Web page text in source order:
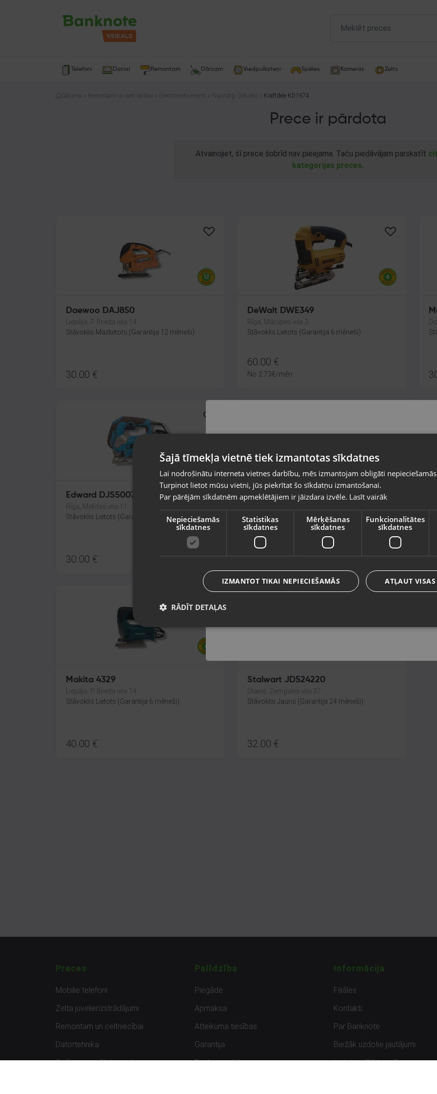
Telefoni Datori Remontam Dārzam Viedpulksteņi Spēles Kameras Zelts
Sākums Remontam un celtniecībai Elektroinstrumenti Figūrzāģi (lobziki) Kraftdele KD1674
Prece ir pārdota
Atvainojiet, šī prece šobrīd nav pieejama. Taču piedāvājam parskatīt
kategorijas preces.
Daewoo DAJ850
Liepāja, P. Brieža iela 14
Stāvoklis Mazlietots (Garantija 12 mēneši)
30.00 €
DeWalt DWE349
Rīga, Mārupes iela 3
Stāvoklis Lietots (Garantija 6 mēneši)
60.00 €
No 2.73€/mēn.
Edward DJS5007
Rīga, Melīdas iela 11
Stāvoklis Lietots (Garantija 6 mēneši)
30.00 €
MIlwaukee M18 FBJS
Stāvoklis Lietots (Garantija 6 mēneši)
230.00
No 10.46€/mēn.
Makita 4329
Liepāja, P. Brieža iela 14
Stāvoklis Lietots (Garantija 6 mēneši)
40.00 €
Stalwart JD524220
Olaine, Zemgales iela 37
Stāvoklis Jauns (Garantija 24 mēneši)
32.00 €
Preces
Mobilie telefoni
Zelta juvelierizstrādājumi
Remontam un celtniecībai
Datortehnika
Spēles un spēļu konsoles
Palīdzība
Piegāde
Apmaksa
Atteikuma tiesības
Garantija
Preču uzpirkšana
Informācija
Filiāles
Kontakti
Par Banknote
Biežāk uzdotie jautājumi
Lietots – Pārbaudīts
valsti
Vietnes saturs būs attēlots izvēlētajā valodā
Valsts
Valoda
Latviešu / Latvian
Šajā tīmekļa vietnē tiek izmantotas sīkdatnes
Lai nodrošinātu interneta vietnes darbību, mēs izmantojam obligāti
Turpinot lietot mūsu vietni, jūs piekrītat šo sīkdatņu izmantošanai.
Par pārējām sīkdatnēm apmeklētājiem ir jāizdara izvēle. Lasīt vairāk
Nepieciešamās
sīkdatnes
Statistikas
sīkdatnes
Mērķēšanas
sīkdatnes
Funkcionalitātes
sīkdatnes
ATĻAUT
IZMANTOT TIKAI NEPIECIEŠAMĀS
RĀDĪT DETAĻAS